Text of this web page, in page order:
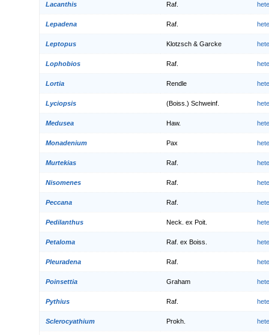
Lacanthis Raf.
Lepadena Raf.
Leptopus Klotzsch & Garcke
Lophobios Raf.
Lortia Rendle
Lyciopsis (Boiss.) Schweinf.
Medusea Haw.
Monadenium Pax
Murtekias Raf.
Nisomenes Raf.
Peccana Raf.
Pedilanthus Neck. ex Poit.
Petaloma Raf. ex Boiss.
Pleuradena Raf.
Poinsettia Graham
Pythius Raf.
Sclerocyathium Prokh.